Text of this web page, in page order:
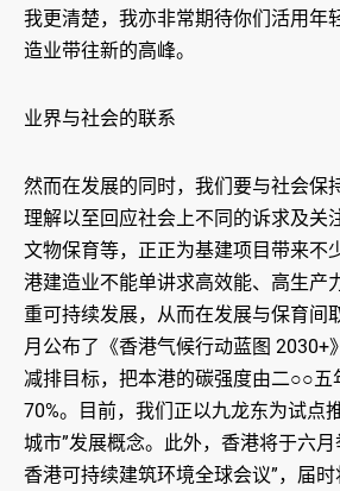
我更清楚，我亦非常期待你们活用年
造业带往新的高峰。
业界与社会的联系
然而在发展的同时，我们要与社会保
理解以至回应社会上不同的诉求及关
文物保育等，正正为基建项目带来不
港建造业不能单讲求高效能、高生产
重可持续发展，从而在发展与保育间
月公布了《香港气候行动蓝图 2030+
减排目标，把本港的碳强度由二○○五
70%。目前，我们正以九龙东为试点
城市”发展概念。此外，香港将于六
香港可持续建筑环境全球会议”，届